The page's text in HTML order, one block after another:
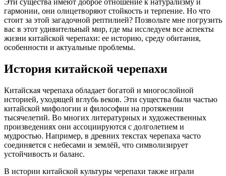
гармонии, они олицетворяют стойкость и терпение. Но что
стоит за этой загадочной рептилией? Позвольте мне погрузить
вас в этот удивительный мир, где мы исследуем все аспекты
жизни китайской черепахи: ее историю, среду обитания,
особенности и актуальные проблемы.
История китайской черепахи
Китайская черепаха обладает богатой и многослойной
историей, уходящей вглубь веков. Эти существа были частью
китайской мифологии и философии на протяжении
тысячелетий. Во многих литературных и художественных
произведениях они ассоциируются с долголетием и
мудростью. Например, в древних текстах черепаха часто
соединяется с небесами и землёй, что символизирует
устойчивость и баланс.
В истории китайской культуры черепахи также играли